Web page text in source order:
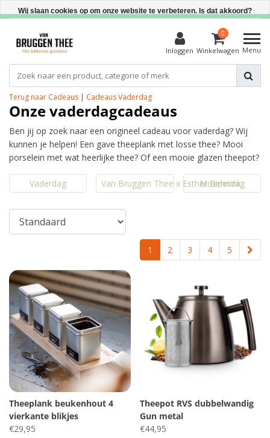
Gratis proefverpakking bij elke bestelling
Inloggen
0
Winkelwagen Menu
Terug naar Cadeaus | CadeausVaderdag
Onze vaderdagcadeaus
Ben jij op zoek naar een origineel cadeau voor vaderdag? Wij
kunnen je helpen! Een gave theeplank met losse thee? Mooi
porselein met wat heerlijke thee? Of een mooie glazen theepot?
Vaderdag Van Bruggen Thee x Esther Bennink
Moederdag
1 2 3 4 5
Theeplank beukenhout 4
vierkante blikjes
€29,95
Theepot RVS dubbelwandig
Gun metal
€44,95
Wij slaan cookies op om onze website te verbeteren. Is dat akkoord?
Meer over cookies »